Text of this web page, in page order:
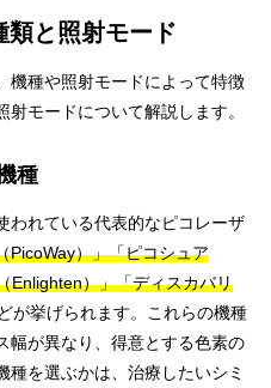
類と照射モード
機種や照射モードによって特徴
モードについて解説します。
種
われている代表的なピコレーザ
PicoWay）」「ピコシュア
Enlighten）」「ディスカバリ
が挙げられます。これらの機種
幅が異なり、得意とする色素の
を選ぶかは、治療したいシミ